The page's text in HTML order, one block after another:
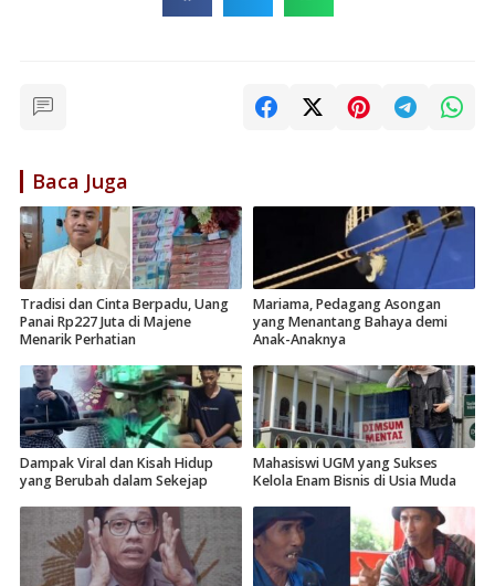
Baca Juga
Tradisi dan Cinta Berpadu, Uang
Panai Rp227 Juta di Majene
Menarik Perhatian
Mariama, Pedagang Asongan
yang Menantang Bahaya demi
Anak-Anaknya
Dampak Viral dan Kisah Hidup
yang Berubah dalam Sekejap
Mahasiswi UGM yang Sukses
Kelola Enam Bisnis di Usia Muda